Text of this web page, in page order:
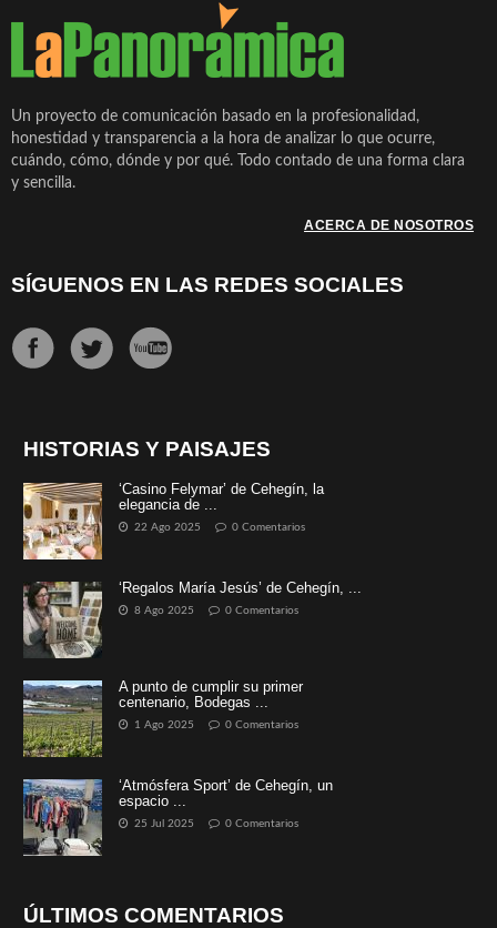
Un proyecto de comunicación basado en la profesionalidad,
honestidad y transparencia a la hora de analizar lo que ocurre,
cuándo, cómo, dónde y por qué. Todo contado de una forma clara
y sencilla.
ACERCA DE NOSOTROS
SÍGUENOS EN LAS REDES SOCIALES
HISTORIAS Y PAISAJES
‘Casino Felymar’ de Cehegín, la
elegancia de ...
22 Ago 2025 0 Comentarios
‘Regalos María Jesús’ de Cehegín, ...
8 Ago 2025 0 Comentarios
A punto de cumplir su primer
centenario, Bodegas ...
1 Ago 2025 0 Comentarios
‘Atmósfera Sport’ de Cehegín, un
espacio ...
25 Jul 2025 0 Comentarios
ÚLTIMOS COMENTARIOS